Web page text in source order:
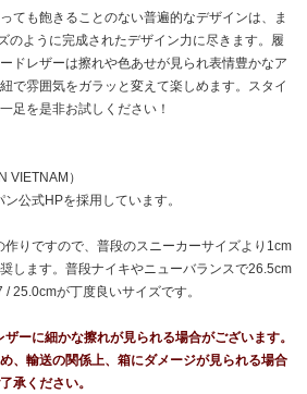
ても飽きることのない普遍的なデザインは、ま
のように完成されたデザイン力に尽きます。履
ドレザーは擦れや色あせが見られ表情豊かなア
で雰囲気をガラッと変えて楽しめます。スタイ
足を是非お試しください！
VIETNAM）
公式HPを採用しています。
りですので、普段のスニーカーサイズより1cm
します。普段ナイキやニューバランスで26.5cm
25.0cmが丁度良いサイズです。
ーに細かな擦れが見られる場合がございます。
、輸送の関係上、箱にダメージが見られる場合
承ください。